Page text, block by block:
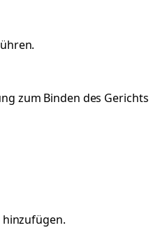
zum Binden des Gerichts
hinzufügen.